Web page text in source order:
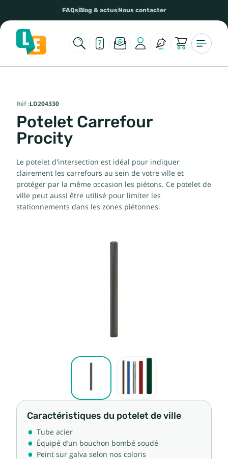
FAQsBlog & actusNous contacter
Réf :LD204330
Potelet Carrefour
Procity
Le potelet d'intersection est idéal pour indiquer
clairement les carrefours au sein de votre ville et
protéger par la même occasion les piétons. Ce potelet de
ville peut aussi être utilisé pour limiter les
stationnements dans les zones piétonnes.
Caractéristiques du potelet de ville
Tube acier
Équipé d’un bouchon bombé soudé
Peint sur galva selon nos coloris